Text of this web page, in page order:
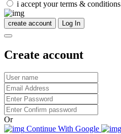
i accept your terms & conditions
create account Log In
Create account
Or
Continue With Google